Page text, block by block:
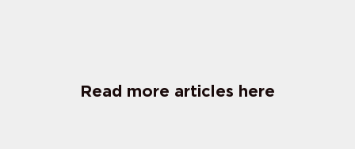
Read more articles here